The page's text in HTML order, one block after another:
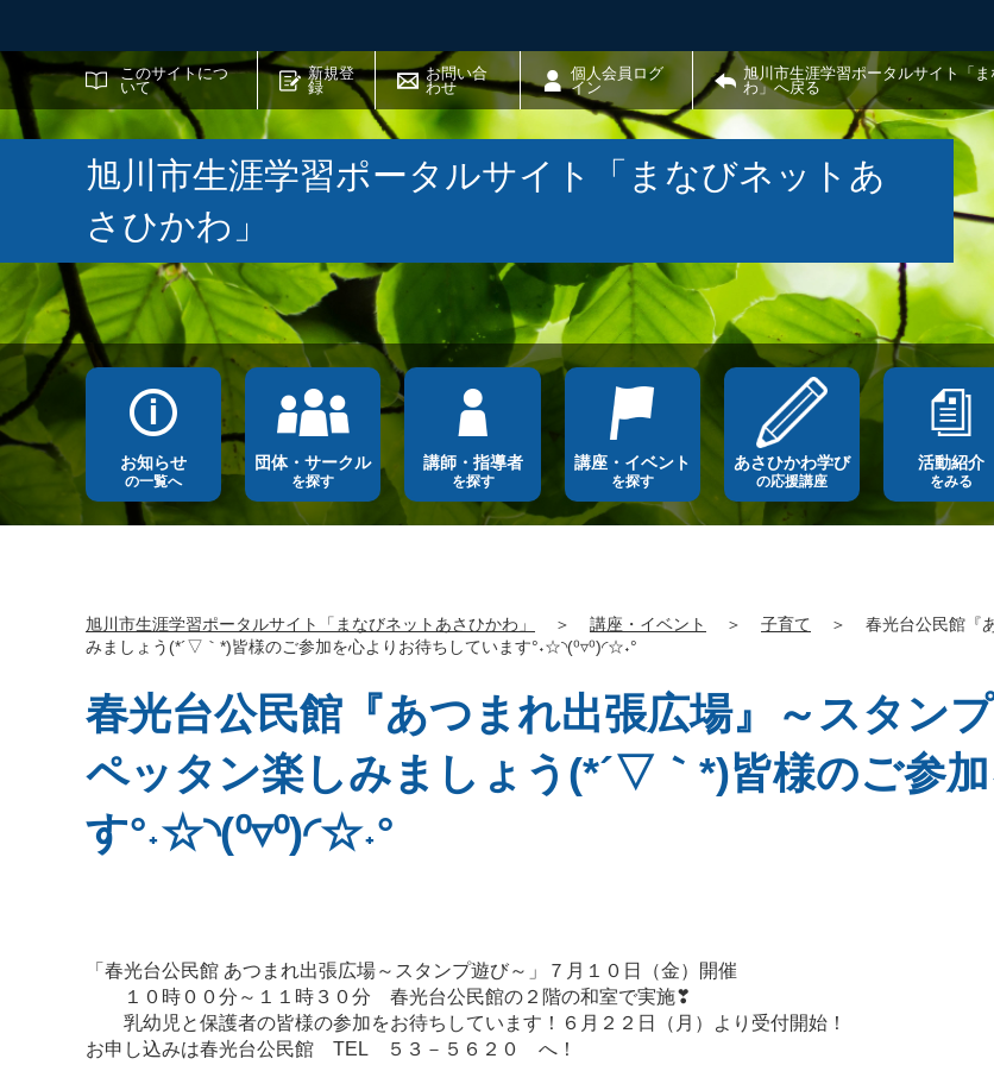
このサイトにつ
いて
新規登
録
お問い合
わせ
個人会員ログ
イン
旭川市生涯学習ポータルサイト「
わ」へ戻る
サイト内検索
旭川市生涯学習ポータルサイト「まなびネットあ
さひかわ」
お知らせ
の一覧へ
団体・サークル
を探す
講師・指導者
を探す
講座・イベント
を探す
あさひかわ学び
の応援講座
活動紹介
をみる
旭川市生涯学習ポータルサイト「まなびネットあさひかわ」 ＞ 講座・イベント ＞ 子育て ＞
春光台公民館『
みましょう(*´▽｀*)皆様のご参加を心よりお待ちしています°˖☆◝(⁰▿⁰)◜☆˖°
春光台公民館『あつまれ出張広場』～スタン
ペッタン楽しみましょう(*´▽｀*)皆様のご参
す°˖☆◝(⁰▿⁰)◜☆˖°
「春光台公民館 あつまれ出張広場～スタンプ遊び～」７月１０日（金）開催
１０時００分～１１時３０分 春光台公民館の２階の和室で実施❣
乳幼児と保護者の皆様の参加をお待ちしています！６月２２日（月）より受付開始！
お申し込みは春光台公民館 TEL ５３－５６２０ へ！